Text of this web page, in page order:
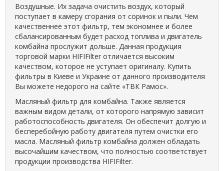
Воздушные. Их задача очистить воздух, который
поступает в камеру сгорания от соринок и пыли. Чем
качественнее этот фильтр, тем экономнее и более
сбалансированным будет расход топлива и двигатель
комбайна прослужит дольше. Данная продукция
торговой марки HIFIFilter отличается высоким
качеством, которое не уступает оригиналу. Купить
фильтры в Киеве и Украине от данного производителя
Вы можете недорого на сайте «ТВК Рамос».
Масляный фильтр для комбайна. Также является
важным видом детали, от которого напрямую зависит
работоспособность двигателя. Он обеспечит долгую и
бесперебойную работу двигателя путем очистки его
масла. Масляный фильтр комбайна должен обладать
высочайшим качеством, что полностью соответствует
продукции производства HIFIFilter.